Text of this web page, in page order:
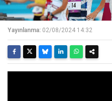
Yayınlanma: 02/08/2024 14:32